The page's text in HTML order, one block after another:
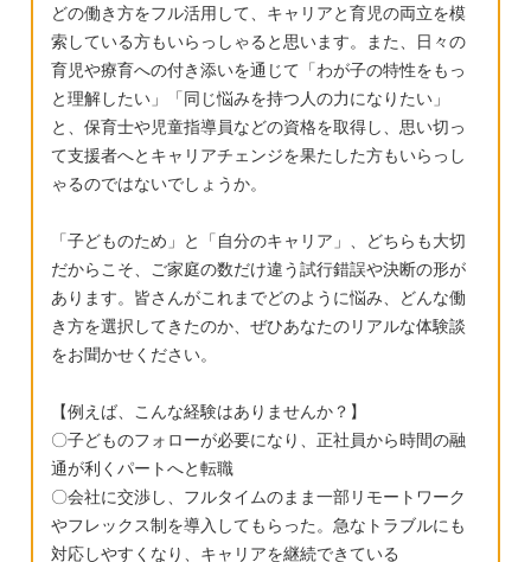
どの働き方をフル活用して、キャリアと育児の両立を模
索している方もいらっしゃると思います。また、日々の
育児や療育への付き添いを通じて「わが子の特性をもっ
と理解したい」「同じ悩みを持つ人の力になりたい」
と、保育士や児童指導員などの資格を取得し、思い切っ
て支援者へとキャリアチェンジを果たした方もいらっし
ゃるのではないでしょうか。
「子どものため」と「自分のキャリア」、どちらも大切
だからこそ、ご家庭の数だけ違う試行錯誤や決断の形が
あります。皆さんがこれまでどのように悩み、どんな働
き方を選択してきたのか、ぜひあなたのリアルな体験談
をお聞かせください。
【例えば、こんな経験はありませんか？】
〇子どものフォローが必要になり、正社員から時間の融
通が利くパートへと転職
〇会社に交渉し、フルタイムのまま一部リモートワーク
やフレックス制を導入してもらった。急なトラブルにも
対応しやすくなり、キャリアを継続できている